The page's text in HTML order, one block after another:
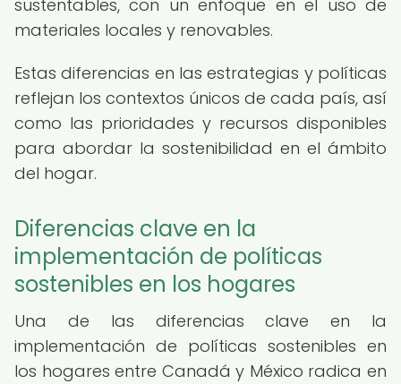
sustentables, con un enfoque en el uso de
materiales locales y renovables.
Estas diferencias en las estrategias y políticas
reflejan los contextos únicos de cada país, así
como las prioridades y recursos disponibles
para abordar la sostenibilidad en el ámbito
del hogar.
Diferencias clave en la
implementación de políticas
sostenibles en los hogares
Una de las diferencias clave en la
implementación de políticas sostenibles en
los hogares entre Canadá y México radica en